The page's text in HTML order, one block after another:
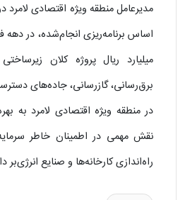
مدیرعامل منطقه ویژه اقتصادی لامرد
میلیارد ریال پروژه کلان
برق‌رسانی، گازرسانی، جاده‌های
در منطقه ویژه اقتصادی لامرد به
نقش مهمی در اطمینان خاطر
راه‌اندازی کارخانه‌ها و صنایع انرژی‌بر